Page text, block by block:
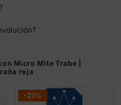
Micro Mite Trabe |
roja
-21%